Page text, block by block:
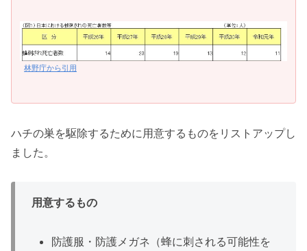
林野庁から引用
ハチの巣を駆除するために用意するものをリストアップし
ました。
用意するもの
防護服・防護メガネ（蜂に刺される可能性を